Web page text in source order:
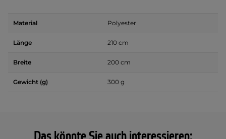
Material Polyester
Länge 210 cm
Breite 200 cm
Gewicht (g) 300 g